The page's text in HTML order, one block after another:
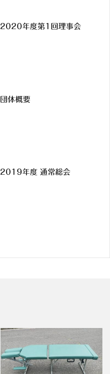
2020年度第1回理事会
団体概要
2019年度 通常総会